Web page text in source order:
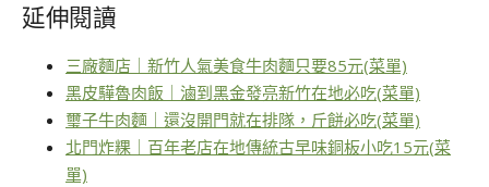
延伸閱讀
三廠麵店｜新竹人氣美食牛肉麵只要85元(菜單)
黑皮驊魯肉飯｜滷到黑金發亮新竹在地必吃(菜單)
璽子牛肉麵｜還沒開門就在排隊，斤餅必吃(菜單)
北門炸粿｜百年老店在地傳統古早味銅板小吃15元(菜
單)